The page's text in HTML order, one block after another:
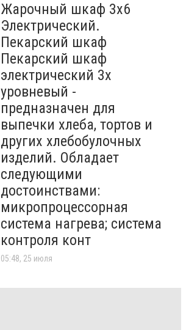
Жарочный шкаф 3х6
Электрический.
Пекарский шкаф
Пекарский шкаф
электрический 3х
уровневый -
предназначен для
выпечки хлеба, тортов и
других хлебобулочных
изделий. Обладает
следующими
достоинствами:
микропроцессорная
система нагрева; система
контроля конт
05:48, 25 июля